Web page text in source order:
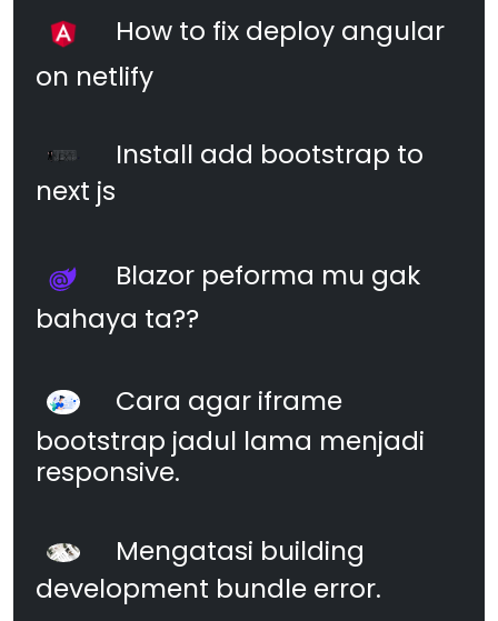
How to fix deploy angular
on netlify
Install add bootstrap to
next js
Blazor peforma mu gak
bahaya ta??
Cara agar iframe
bootstrap jadul lama menjadi
responsive.
Mengatasi building
development bundle error.